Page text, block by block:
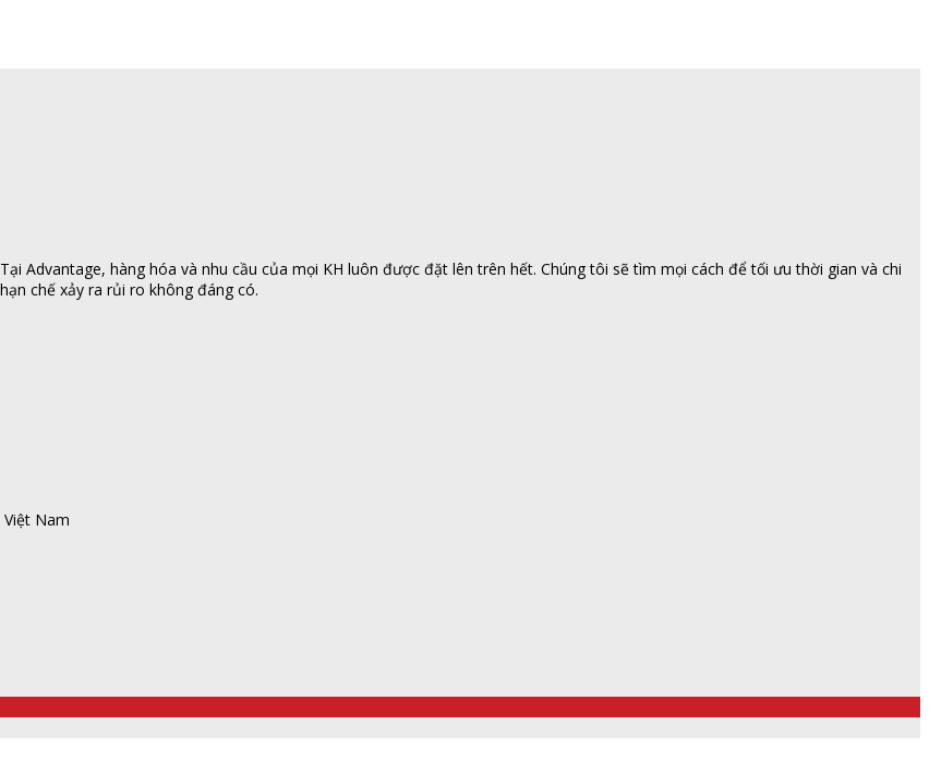
Advantage, hàng hóa và nhu cầu của mọi KH luôn được đặt lên trên hết. Chúng tôi sẽ tìm mọi cách để tối ưu thời gian và chi
chế xảy ra rủi ro không đáng có.
Nam